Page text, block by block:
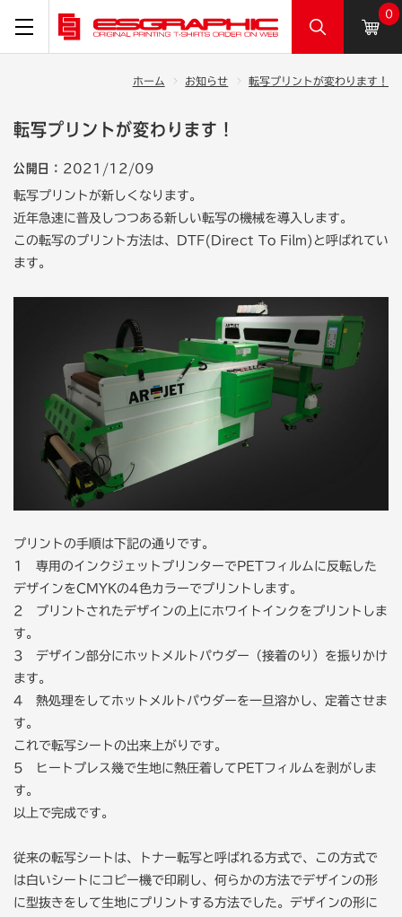
0
ホーム お知らせ 転写プリントが変わります！
転写プリントが変わります！
公開日： 2021/12/09
転写プリントが新しくなります。
近年急速に普及しつつある新しい転写の機械を導入します。
この転写のプリント方法は、DTF(Direct To Film)と呼ばれてい
ます。
プリントの手順は下記の通りです。
1 専用のインクジェットプリンターでPETフィルムに反転した
デザインをCMYKの4色カラーでプリントします。
2 プリントされたデザインの上にホワイトインクをプリントしま
す。
3 デザイン部分にホットメルトパウダー（接着のり）を振りかけ
ます。
4 熱処理をしてホットメルトパウダーを一旦溶かし、定着させま
す。
これで転写シートの出来上がりです。
5 ヒートプレス幾で生地に熱圧着してPETフィルムを剥がしま
す。
以上で完成です。
従来の転写シートは、トナー転写と呼ばれる方式で、この方式で
は白いシートにコピー機で印刷し、何らかの方法でデザインの形
に型抜きをして生地にプリントする方法でした。デザインの形に